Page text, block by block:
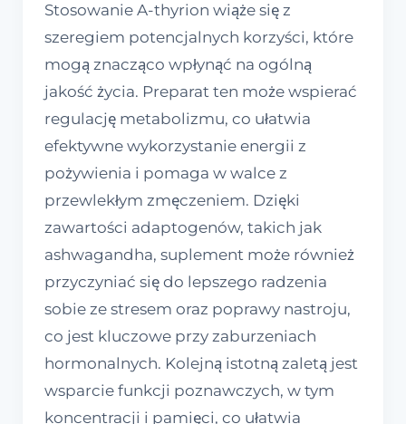
Stosowanie A-thyrion wiąże się z
szeregiem potencjalnych korzyści, które
mogą znacząco wpłynąć na ogólną
jakość życia. Preparat ten może wspierać
regulację metabolizmu, co ułatwia
efektywne wykorzystanie energii z
pożywienia i pomaga w walce z
przewlekłym zmęczeniem. Dzięki
zawartości adaptogenów, takich jak
ashwagandha, suplement może również
przyczyniać się do lepszego radzenia
sobie ze stresem oraz poprawy nastroju,
co jest kluczowe przy zaburzeniach
hormonalnych. Kolejną istotną zaletą jest
wsparcie funkcji poznawczych, w tym
koncentracji i pamięci, co ułatwia